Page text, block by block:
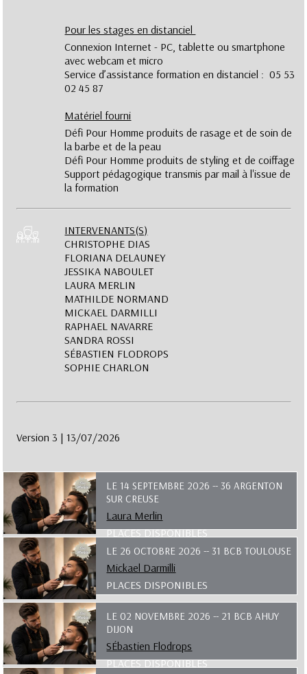
Pour les stages en distanciel
Connexion Internet - PC, tablette ou smartphone
avec webcam et micro
Service d’assistance formation en distanciel : 05 53
02 45 87
Matériel fourni
Défi Pour Homme produits de rasage et de soin de
la barbe et de la peau
Défi Pour Homme produits de styling et de coiffage
Support pédagogique transmis par mail à l'issue de
la formation
INTERVENANTS(S)
CHRISTOPHE DIAS
FLORIANA DELAUNEY
JESSIKA NABOULET
LAURA MERLIN
MATHILDE NORMAND
MICKAEL DARMILLI
RAPHAEL NAVARRE
SANDRA ROSSI
SÉBASTIEN FLODROPS
SOPHIE CHARLON
Version 3 | 13/07/2026
LE 14 SEPTEMBRE 2026 -- 36 ARGENTON
SUR CREUSE
Laura Merlin
PLACES DISPONIBLES
LE 26 OCTOBRE 2026 -- 31 BCB TOULOUSE
Mickael Darmilli
PLACES DISPONIBLES
LE 02 NOVEMBRE 2026 -- 21 BCB AHUY
DIJON
SÉbastien Flodrops
PLACES DISPONIBLES